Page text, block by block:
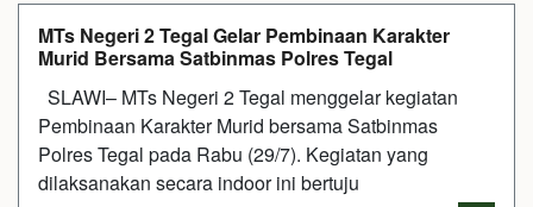
MTs Negeri 2 Tegal Gelar Pembinaan Karakter
Murid Bersama Satbinmas Polres Tegal
SLAWI– MTs Negeri 2 Tegal menggelar kegiatan
Pembinaan Karakter Murid bersama Satbinmas
Polres Tegal pada Rabu (29/7). Kegiatan yang
dilaksanakan secara indoor ini bertuju